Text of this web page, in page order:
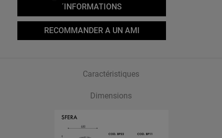
´INFORMATIONS
RECOMMANDER A UN AMI
Caractéristiques
Dimensions